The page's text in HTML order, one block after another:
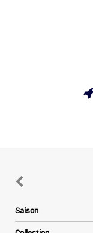
Saison